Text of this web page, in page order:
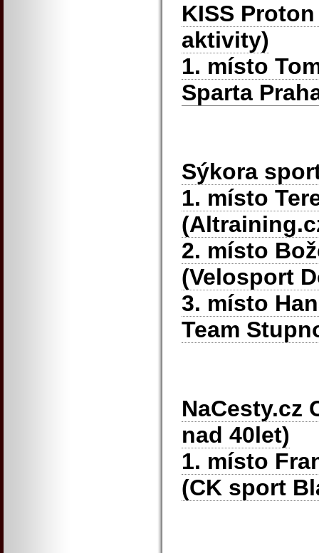
KISS
aktivity)
1. místo
Sparta
Sýkora
1. místo
2. místo
(Velosport
3. místo
Team
NaCesty.cz
nad 40let)
1. místo
(CK sport